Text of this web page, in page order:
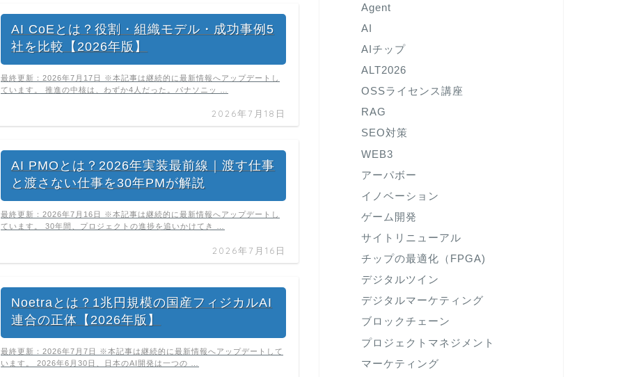
AI CoEとは？役割・組織モデル・成功事例5
社を比較【2026年版】
2026年7月18日
最終更新：2026年7月17日 ※本記事は継続的に最新情報へアップデートし
ています。 推進の中核は、わずか4人だった。パナソニッ …
AI PMOとは？2026年実装最前線｜渡す仕事
と渡さない仕事を30年PMが解説
2026年7月16日
最終更新：2026年7月16日 ※本記事は継続的に最新情報へアップデートし
ています。 30年間、プロジェクトの進捗を追いかけてき …
Noetraとは？1兆円規模の国産フィジカルAI
連合の正体【2026年版】
最終更新：2026年7月7日 ※本記事は継続的に最新情報へアップデートして
います。 2026年6月30日、日本のAI開発は一つの …
Agent
AI
AIチップ
ALT2026
OSSライセンス講座
RAG
SEO対策
WEB3
アーパボー
イノベーション
ゲーム開発
サイトリニューアル
チップの最適化（FPGA)
デジタルツイン
デジタルマーケティング
ブロックチェーン
プロジェクトマネジメント
マーケティング